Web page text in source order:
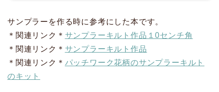
サンプラーを作る時に参考にした本です。
＊関連リンク＊ サンプラーキルト作品１0センチ角
＊関連リンク＊ サンプラーキルト作品
＊関連リンク＊ パッチワーク花柄のサンプラーキルト
のキット